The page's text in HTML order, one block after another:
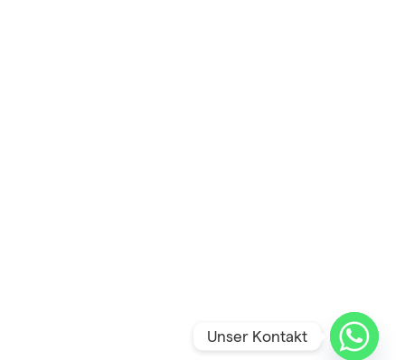
Unser Kontakt